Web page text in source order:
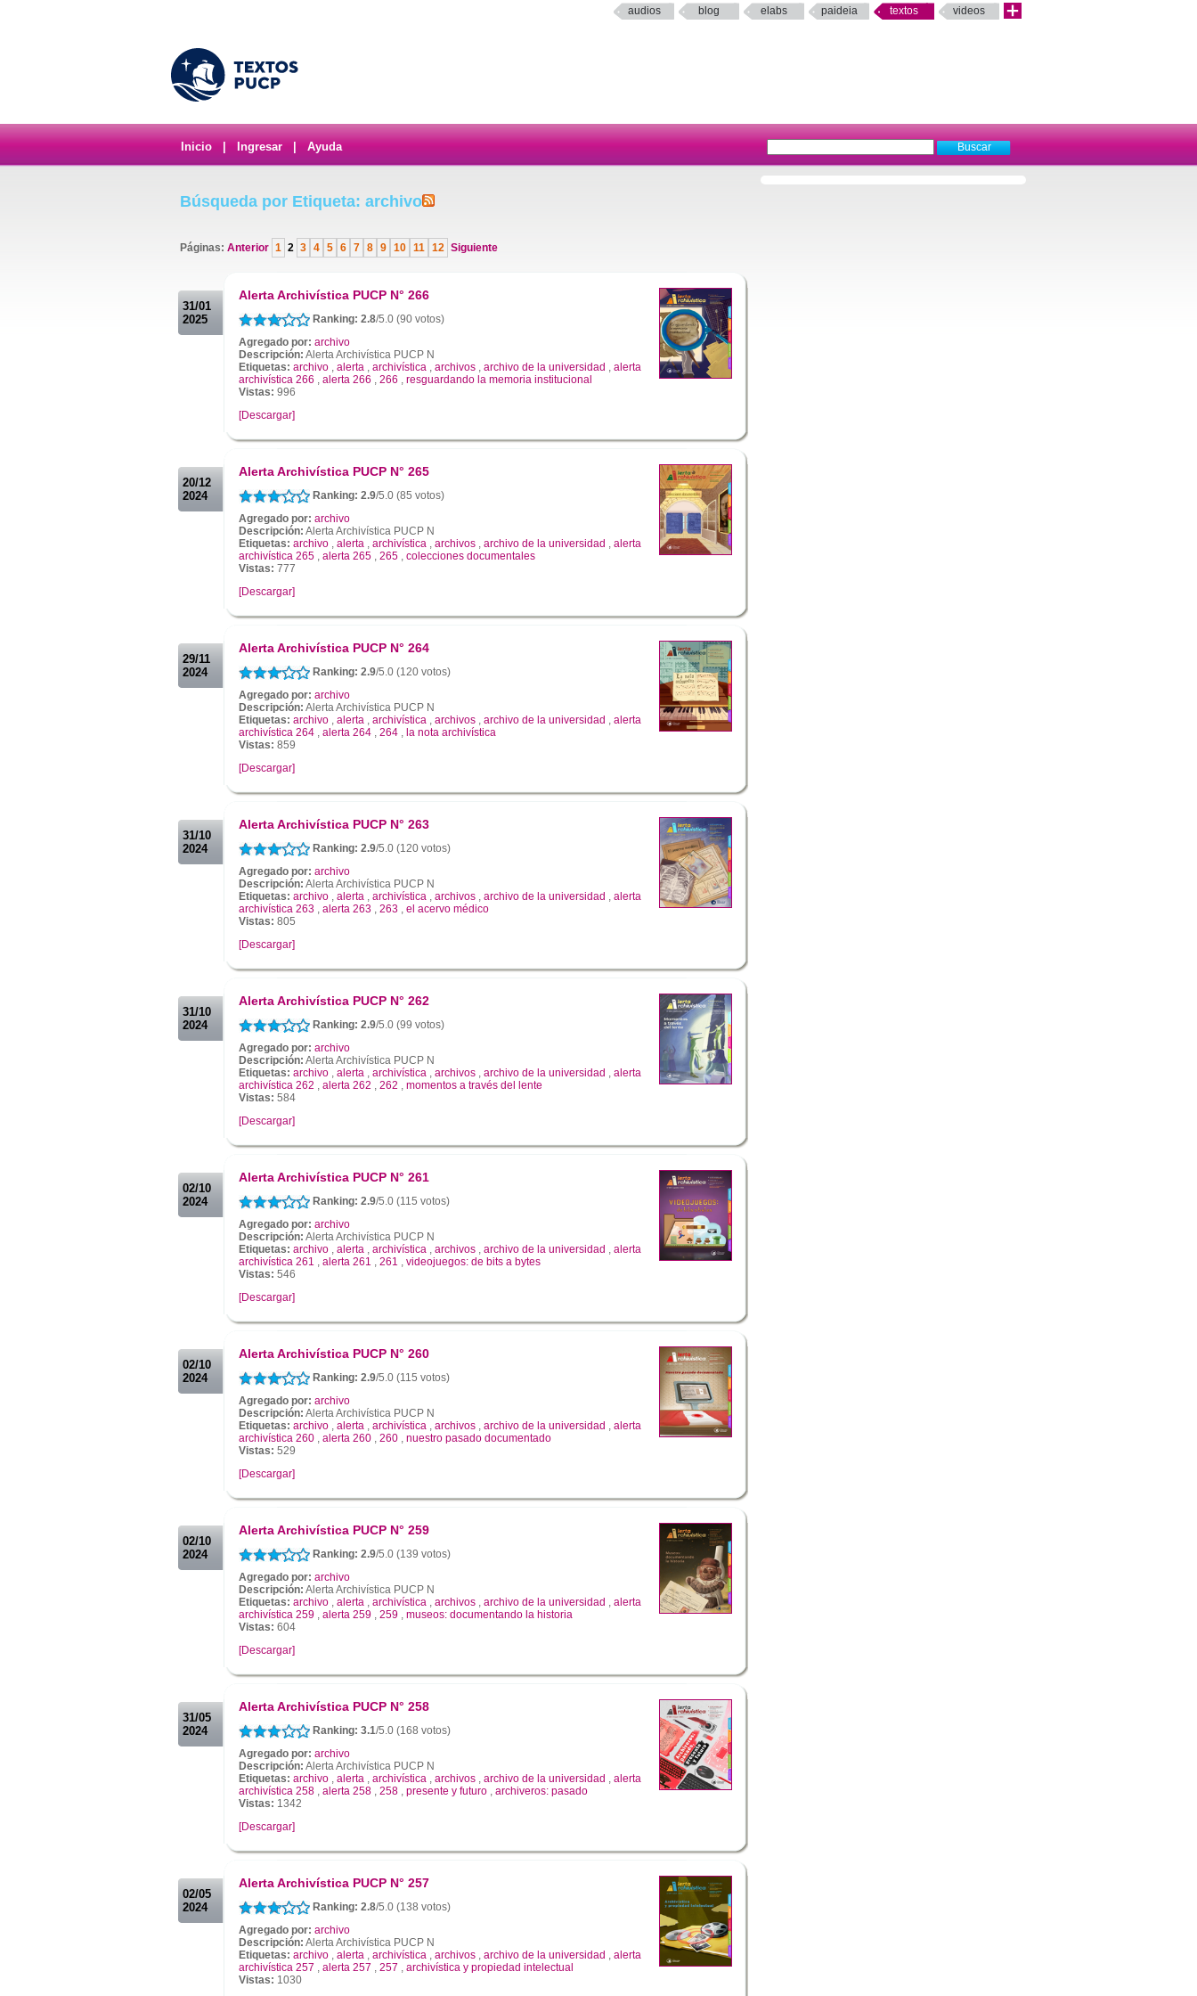
audios blog elabs paideia textos videos
Inicio Ingresar Ayuda
Búsqueda por Etiqueta: archivo
Páginas: Anterior 1 2 3 4 5 6 7 8 9 10 11 12 Siguiente
31/01
2025
Alerta Archivística PUCP N° 266
Ranking: 2.8/5.0 (90 votos)
Agregado por: archivo
Descripción: Alerta Archivística PUCP N
Etiquetas: archivo , alerta , archivística , archivos , archivo de la universidad , alerta
archivística 266 , alerta 266 , 266 , resguardando la memoria institucional
Vistas: 996
[Descargar]
20/12
2024
Alerta Archivística PUCP N° 265
Ranking: 2.9/5.0 (85 votos)
Agregado por: archivo
Descripción: Alerta Archivística PUCP N
Etiquetas: archivo , alerta , archivística , archivos , archivo de la universidad , alerta
archivística 265 , alerta 265 , 265 , colecciones documentales
Vistas: 777
[Descargar]
29/11
2024
Alerta Archivística PUCP N° 264
Ranking: 2.9/5.0 (120 votos)
Agregado por: archivo
Descripción: Alerta Archivística PUCP N
Etiquetas: archivo , alerta , archivística , archivos , archivo de la universidad , alerta
archivística 264 , alerta 264 , 264 , la nota archivística
Vistas: 859
[Descargar]
31/10
2024
Alerta Archivística PUCP N° 263
Ranking: 2.9/5.0 (120 votos)
Agregado por: archivo
Descripción: Alerta Archivística PUCP N
Etiquetas: archivo , alerta , archivística , archivos , archivo de la universidad , alerta
archivística 263 , alerta 263 , 263 , el acervo médico
Vistas: 805
[Descargar]
31/10
2024
Alerta Archivística PUCP N° 262
Ranking: 2.9/5.0 (99 votos)
Agregado por: archivo
Descripción: Alerta Archivística PUCP N
Etiquetas: archivo , alerta , archivística , archivos , archivo de la universidad , alerta
archivística 262 , alerta 262 , 262 , momentos a través del lente
Vistas: 584
[Descargar]
02/10
2024
Alerta Archivística PUCP N° 261
Ranking: 2.9/5.0 (115 votos)
Agregado por: archivo
Descripción: Alerta Archivística PUCP N
Etiquetas: archivo , alerta , archivística , archivos , archivo de la universidad , alerta
archivística 261 , alerta 261 , 261 , videojuegos: de bits a bytes
Vistas: 546
[Descargar]
02/10
2024
Alerta Archivística PUCP N° 260
Ranking: 2.9/5.0 (115 votos)
Agregado por: archivo
Descripción: Alerta Archivística PUCP N
Etiquetas: archivo , alerta , archivística , archivos , archivo de la universidad , alerta
archivística 260 , alerta 260 , 260 , nuestro pasado documentado
Vistas: 529
[Descargar]
02/10
2024
Alerta Archivística PUCP N° 259
Ranking: 2.9/5.0 (139 votos)
Agregado por: archivo
Descripción: Alerta Archivística PUCP N
Etiquetas: archivo , alerta , archivística , archivos , archivo de la universidad , alerta
archivística 259 , alerta 259 , 259 , museos: documentando la historia
Vistas: 604
[Descargar]
31/05
2024
Alerta Archivística PUCP N° 258
Ranking: 3.1/5.0 (168 votos)
Agregado por: archivo
Descripción: Alerta Archivística PUCP N
Etiquetas: archivo , alerta , archivística , archivos , archivo de la universidad , alerta
archivística 258 , alerta 258 , 258 , presente y futuro , archiveros: pasado
Vistas: 1342
[Descargar]
02/05
2024
Alerta Archivística PUCP N° 257
Ranking: 2.8/5.0 (138 votos)
Agregado por: archivo
Descripción: Alerta Archivística PUCP N
Etiquetas: archivo , alerta , archivística , archivos , archivo de la universidad , alerta
archivística 257 , alerta 257 , 257 , archivística y propiedad intelectual
Vistas: 1030